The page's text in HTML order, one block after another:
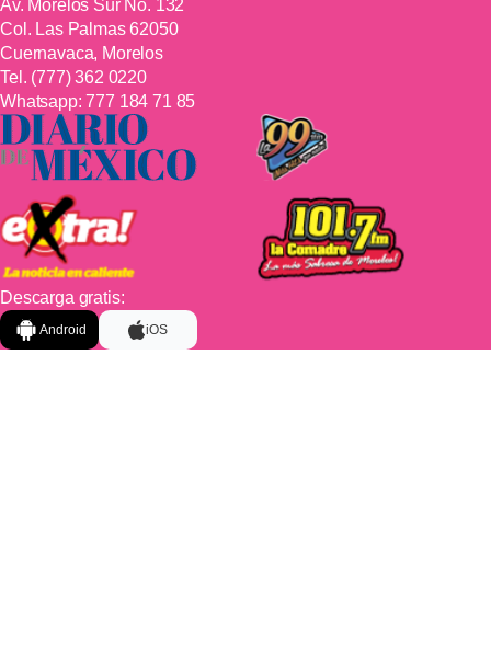
Av. Morelos Sur No. 132
Col. Las Palmas 62050
Cuernavaca, Morelos
Tel. (777) 362 0220
Whatsapp:777 184 71 85
Descarga gratis:
Android iOS